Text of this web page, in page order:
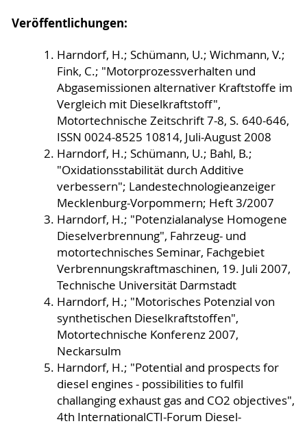
Veröffentlichungen:
Harndorf, H.; Schümann, U.; Wichmann, V.;
Fink, C.; "Motorprozessverhalten und
Abgasemissionen alternativer Kraftstoffe im
Vergleich mit Dieselkraftstoff",
Motortechnische Zeitschrift 7-8, S. 640-646,
ISSN 0024-8525 10814, Juli-August 2008
Harndorf, H.; Schümann, U.; Bahl, B.;
"Oxidationsstabilität durch Additive
verbessern"; Landestechnologieanzeiger
Mecklenburg-Vorpommern; Heft 3/2007
Harndorf, H.; "Potenzialanalyse Homogene
Dieselverbrennung", Fahrzeug- und
motortechnisches Seminar, Fachgebiet
Verbrennungskraftmaschinen, 19. Juli 2007,
Technische Universität Darmstadt
Harndorf, H.; "Motorisches Potenzial von
synthetischen Dieselkraftstoffen",
Motortechnische Konferenz 2007,
Neckarsulm
Harndorf, H.; "Potential and prospects for
diesel engines - possibilities to fulfil
challanging exhaust gas and CO2 objectives",
4th InternationalCTI-Forum Diesel-